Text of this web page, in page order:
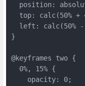
position:
top: calc(50% +
left: calc(50% -
}
@keyframes two {
  0%, 15% {
    opacity: 0;